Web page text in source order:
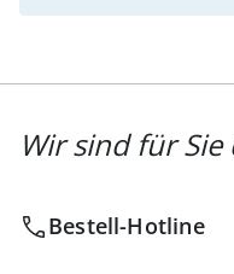
Wir sind für Sie
Bestell-Hotline